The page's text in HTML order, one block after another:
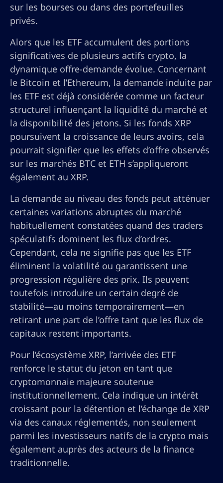
sur les bourses ou dans des portefeuilles
privés.
Alors que les ETF accumulent des portions
significatives de plusieurs actifs crypto, la
dynamique offre-demande évolue. Concernant
le Bitcoin et l’Ethereum, la demande induite par
les ETF est déjà considérée comme un facteur
structurel influençant la liquidité du marché et
la disponibilité des jetons. Si les fonds XRP
poursuivent la croissance de leurs avoirs, cela
pourrait signifier que les effets d’offre observés
sur les marchés BTC et ETH s’appliqueront
également au XRP.
La demande au niveau des fonds peut atténuer
certaines variations abruptes du marché
habituellement constatées quand des traders
spéculatifs dominent les flux d’ordres.
Cependant, cela ne signifie pas que les ETF
éliminent la volatilité ou garantissent une
progression régulière des prix. Ils peuvent
toutefois introduire un certain degré de
stabilité—au moins temporairement—en
retirant une part de l’offre tant que les flux de
capitaux restent importants.
Pour l’écosystème XRP, l’arrivée des ETF
renforce le statut du jeton en tant que
cryptomonnaie majeure soutenue
institutionnellement. Cela indique un intérêt
croissant pour la détention et l’échange de XRP
via des canaux réglementés, non seulement
parmi les investisseurs natifs de la crypto mais
également auprès des acteurs de la finance
traditionnelle.